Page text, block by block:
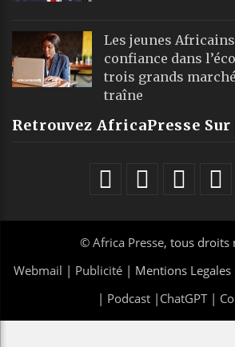
Les jeunes
confiance dans
trois grands
traîne
Retrouvez AfricaPresse Sur
© Africa Presse, tous droits
Webmail | Publicité | Mentions Legales
| Podcast| ChatGPT|